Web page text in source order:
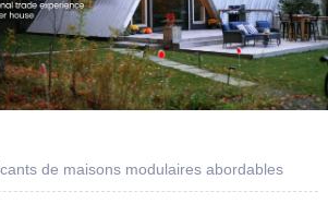
de maisons modulaires abordables